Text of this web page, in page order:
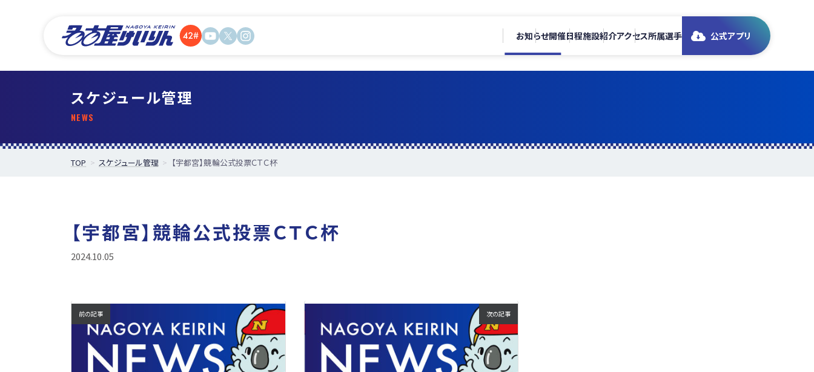
お知らせ開催日程施設紹介アクセス所属選手 公式アプリ
スケジュール管理
TOP スケジュール管理 【宇都宮】競輪公式投票ＣＴＣ杯
【宇都宮】競輪公式投票ＣＴＣ杯
2024.10.05
前の記事 次の記事